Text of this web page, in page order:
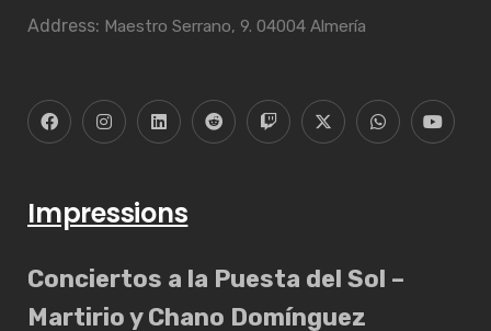
Address: Maestro Serrano, 9. 04004 Almería
Impressions
Conciertos a la Puesta del Sol –
Martirio y Chano Domínguez